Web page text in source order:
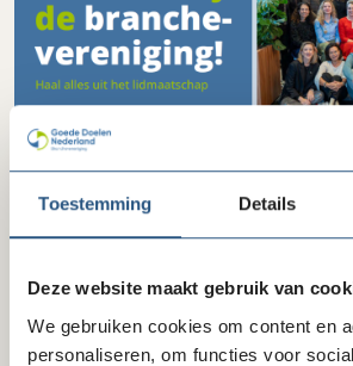
Toestemming Details
Deze website maakt gebruik van
We gebruiken cookies om content en
personaliseren, om functies voor
Sandra van der Wal, relatiemanager bij
Nederland: “Er zijn nu ruim 320 goede